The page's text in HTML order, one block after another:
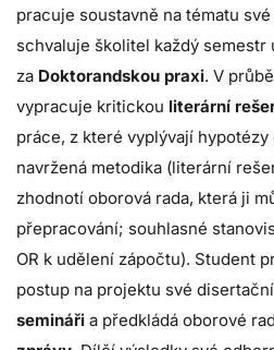
pracuje soustavně na tématu
schvaluje školitel každý semestr
za Doktorandskou praxi. V
vypracuje kritickou literární
práce, z které vyplývají
navržená metodika (literární
zhodnotí oborová rada, která ji
přepracování; souhlasné
OR k udělení zápočtu). Student
postup na projektu své
semináři a předkládá oborové